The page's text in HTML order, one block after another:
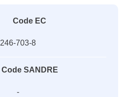
Code EC
246-703-8
Code SANDRE
-